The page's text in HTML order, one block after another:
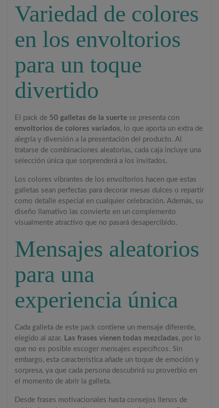
Variedad de colores
en los envoltorios
para un toque
divertido
El pack de 50 galletas de la suerte se presenta con
envoltorios de colores variados, lo que aporta un extra de
alegría y diversión a la presentación del producto. Al
tratarse de combinaciones aleatorias, cada caja incluye una
selección única que sorprenderá a los invitados.
Los colores vibrantes de los envoltorios hacen que estas
galletas sean perfectas para decorar mesas dulces o repartir
como detalle especial en cualquier celebración. Además, su
diseño llamativo las convierte en un complemento
visualmente atractivo que no pasará desapercibido.
Mensajes aleatorios
para una
experiencia única
Cada galleta de este pack contiene un mensaje diferente,
elegido al azar. Las frases vienen todas mezcladas, por lo
que no es posible escoger mensajes específicos. Sin
embargo, esta característica añade un toque de emoción y
sorpresa, ya que cada persona descubrirá su proverbio en
el momento de abrir la galleta.
Desde frases motivacionales hasta consejos llenos de